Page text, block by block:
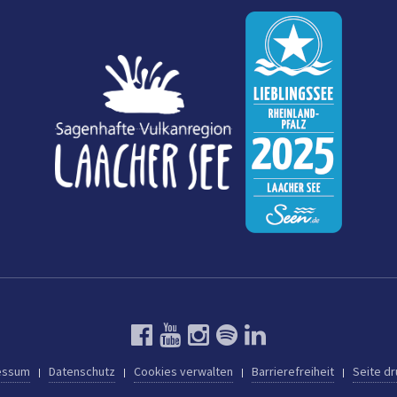
Datenschutz Cookies verwalten Barrierefreiheit Seite